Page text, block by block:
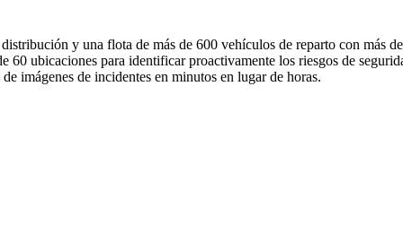
y una flota de más de 600 vehículos de reparto con más
ubicaciones para identificar proactivamente los riesgos de
imágenes de incidentes en minutos en lugar de horas.